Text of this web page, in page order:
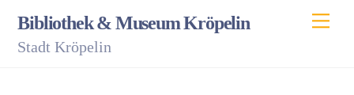
content
Bibliothek & Museum Kröpelin
Stadt Kröpelin